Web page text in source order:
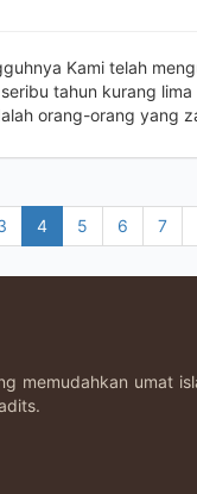
Kami telah
tahun kurang
orang-orang yang
4 5 6 7
memudahkan umat